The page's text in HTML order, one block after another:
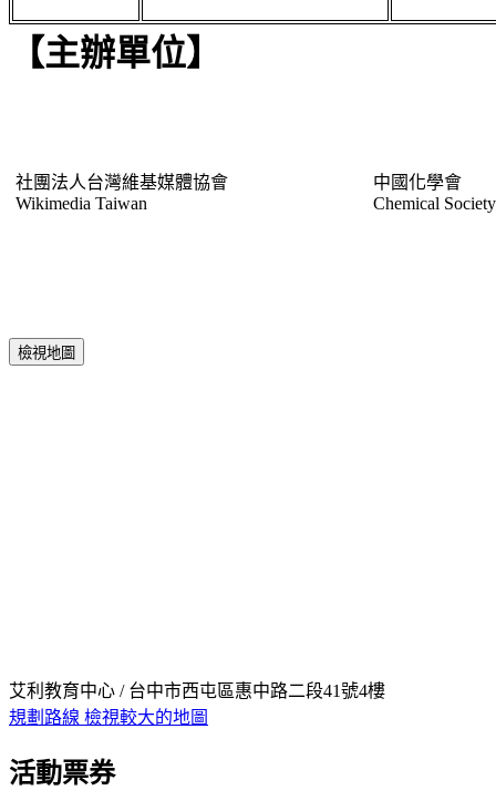
【主辦單位】
社團法人台灣維基媒體協會
Wikimedia Taiwan
中國化學會
Chemical
檢視地圖
艾利教育中心 / 台中市西屯區惠中路二段41號4樓
規劃路線 檢視較大的地圖
活動票券